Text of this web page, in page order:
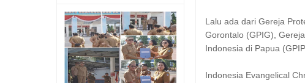
Lalu ada dari Gereja
Gorontalo (GPIG),
Indonesia di Papua
Indonesia Evangelical